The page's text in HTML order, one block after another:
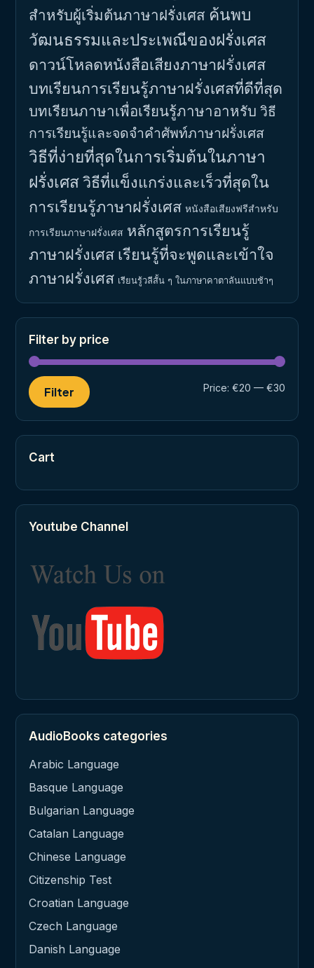
สำหรับผู้เริ่มต้นภาษาฝรั่งเศส ค้นพบ
วัฒนธรรมและประเพณีของฝรั่งเศส
ดาวน์โหลดหนังสือเสียงภาษาฝรั่งเศส
บทเรียนการเรียนรู้ภาษาฝรั่งเศสที่ดีที่สุด
บทเรียนภาษาเพื่อเรียนรู้ภาษาอาหรับ วิธี
การเรียนรู้และจดจำคำศัพท์ภาษาฝรั่งเศส
วิธีที่ง่ายที่สุดในการเริ่มต้นในภาษา
ฝรั่งเศสวิธีที่แข็งแกร่งและเร็วที่สุดใน
การเรียนรู้ภาษาฝรั่งเศส หนังสือเสียงฟรีสำหรับ
การเรียนภาษาฝรั่งเศส หลักสูตรการเรียนรู้
ภาษาฝรั่งเศส เรียนรู้ที่จะพูดและเข้าใจ
ภาษาฝรั่งเศส เรียนรู้วลีสั้น ๆ ในภาษาคาตาลันแบบช้าๆ
Filter by price
Filter Price: €20 — €30
Cart
Youtube Channel
AudioBooks categories
Arabic Language
Basque Language
Bulgarian Language
Catalan Language
Chinese Language
Citizenship Test
Croatian Language
Czech Language
Danish Language